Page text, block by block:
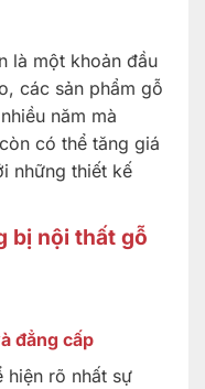
là một khoản đầu
các sản phẩm gỗ
năm mà
có thể tăng giá
những thiết kế
bị nội thất gỗ
đẳng cấp
hiện rõ nhất sự